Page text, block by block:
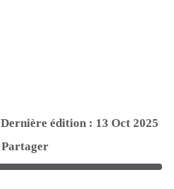
Dernière édition : 13 Oct 2025
Partager